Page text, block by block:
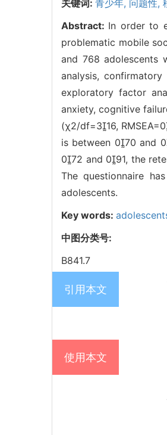
关键词: 青少年, 问题性,
Abstract: In order to
problematic mobile
and 768 adolescents
analysis,
exploratory factor
anxiety, cognitive
(χ2/df=316,
is between 070 and
072 and 091, the
The questionnaire
adolescents.
Key words:
中图分类号:
B841.7
引用本文
使用本文